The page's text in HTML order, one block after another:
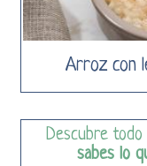
Arroz con
Descubre todo
sabes lo